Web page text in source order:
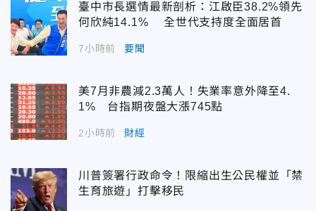
臺中市長選情最新剖析：江啟臣38.2%領先
何欣純14.1% 全世代支持度全面居首
7小時前 要聞
美7月非農減2.3萬人！失業率意外降至4.
1% 台指期夜盤大漲745點
2小時前 財經
川普簽署行政命令！限縮出生公民權並「禁
生育旅遊」打擊移民